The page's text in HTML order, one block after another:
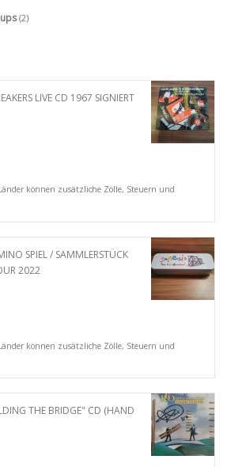
(2)
LIVE CD 1967 SIGNIERT
können zusätzliche Zölle, Steuern und
SPIEL / SAMMLERSTÜCK
2022
können zusätzliche Zölle, Steuern und
THE BRIDGE" CD (HAND